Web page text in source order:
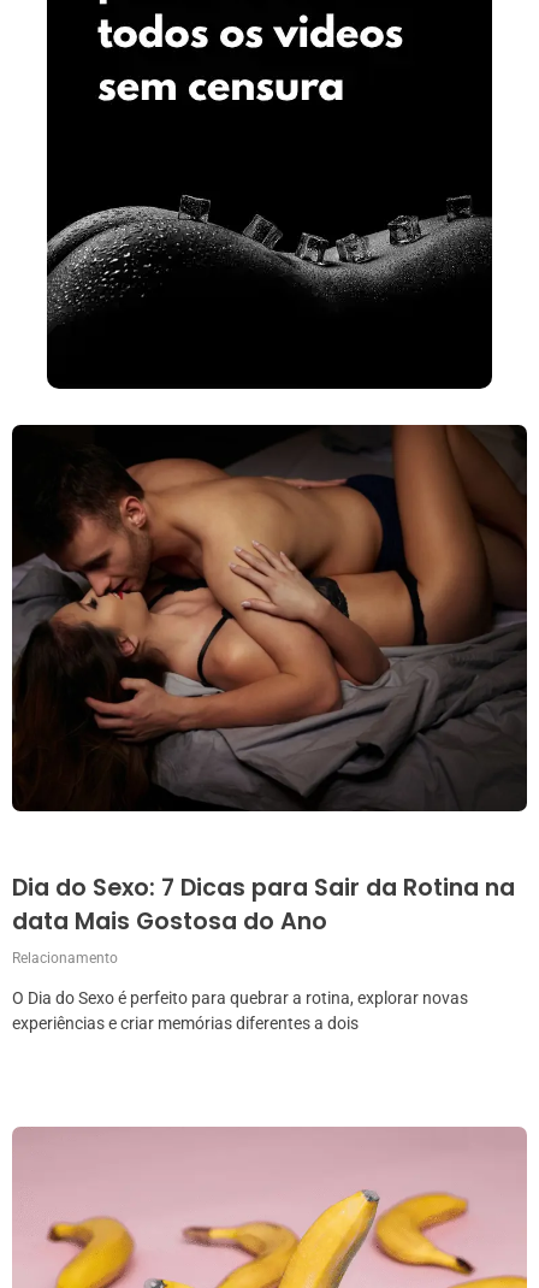
Dia do Sexo: 7 Dicas para Sair da Rotina na
data Mais Gostosa do Ano
Relacionamento
O Dia do Sexo é perfeito para quebrar a rotina, explorar novas
experiências e criar memórias diferentes a dois